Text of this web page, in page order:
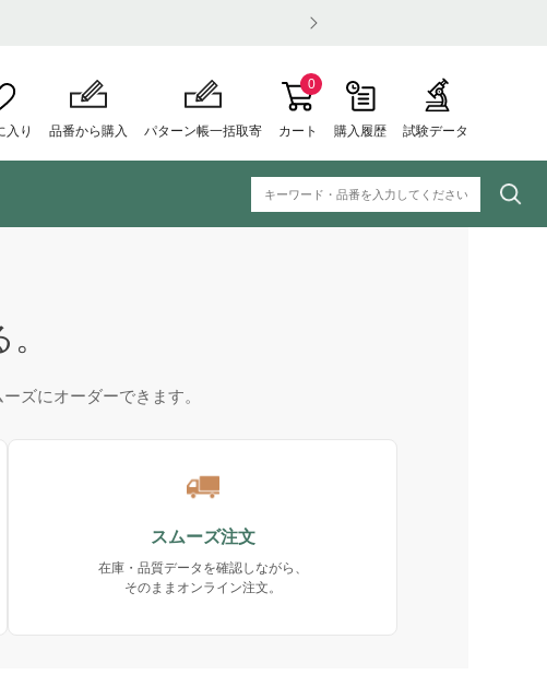
入り 品番から購入 パターン帳一括取寄 カート
0
購入履歴 試験データ
ズにオーダーできます。
スムーズ注文
在庫・品質データを確認しながら、
そのままオンライン注文。